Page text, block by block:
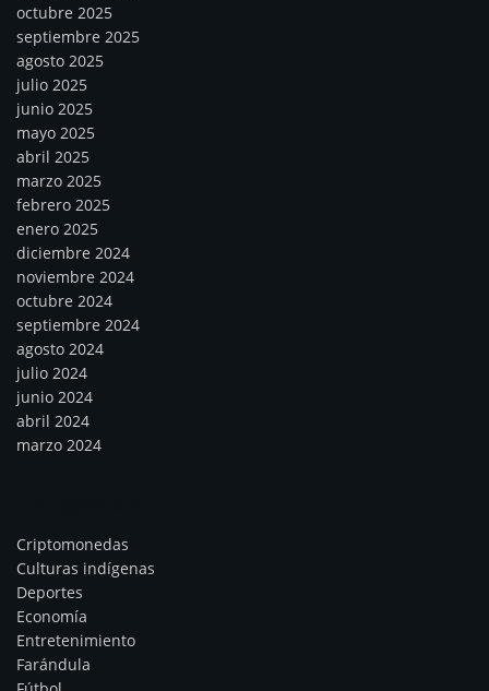
octubre 2025
septiembre 2025
agosto 2025
julio 2025
junio 2025
mayo 2025
abril 2025
marzo 2025
febrero 2025
enero 2025
diciembre 2024
noviembre 2024
octubre 2024
septiembre 2024
agosto 2024
julio 2024
junio 2024
abril 2024
marzo 2024
Criptomonedas
Culturas indígenas
Deportes
Economía
Entretenimiento
Farándula